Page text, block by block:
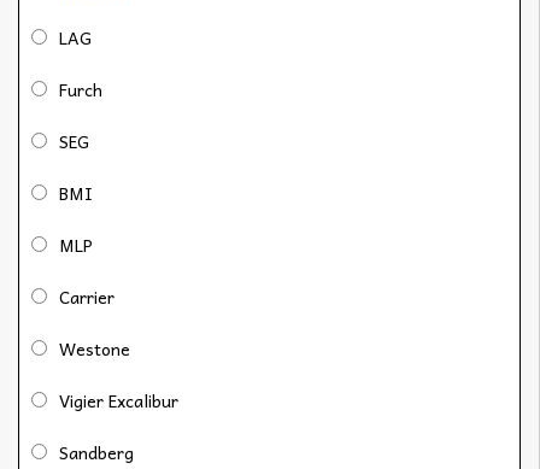
LAG
Furch
SEG
BMI
MLP
Carrier
Westone
Vigier Excalibur
Sandberg